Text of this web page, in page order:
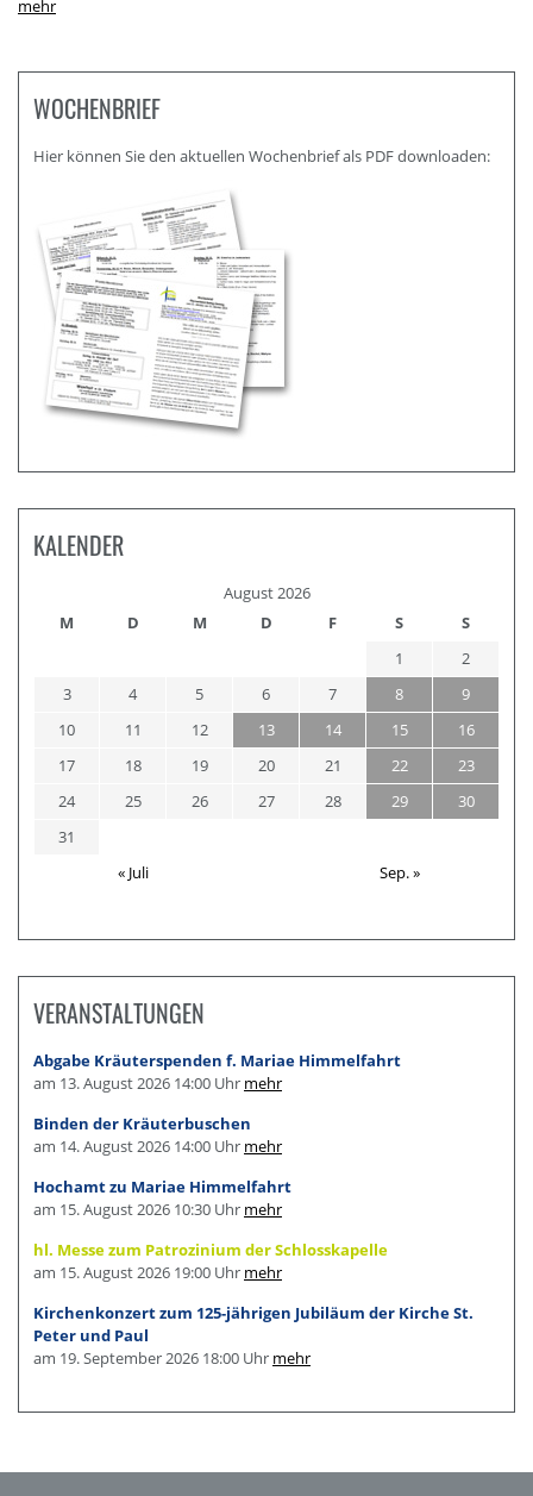
WOCHENBRIEF
Hier können Sie den aktuellen Wochenbrief als PDF downloaden:
KALENDER
August 2026
M
D M D F S
S
1
2
3
4 5 6 7 8
9
10
11 12 13 14 15
16
17
18 19 20 21 22
23
24
25 26 27 28 29
30
31
« Juli
Sep. »
VERANSTALTUNGEN
Abgabe Kräuterspenden f. Mariae Himmelfahrt
am 13. August 2026 14:00 Uhr mehr
Binden der Kräuterbuschen
am 14. August 2026 14:00 Uhr mehr
Hochamt zu Mariae Himmelfahrt
am 15. August 2026 10:30 Uhr mehr
hl. Messe zum Patrozinium der Schlosskapelle
am 15. August 2026 19:00 Uhr mehr
Kirchenkonzert zum 125-jährigen Jubiläum der Kirche St.
Peter und Paul
am 19. September 2026 18:00 Uhr mehr